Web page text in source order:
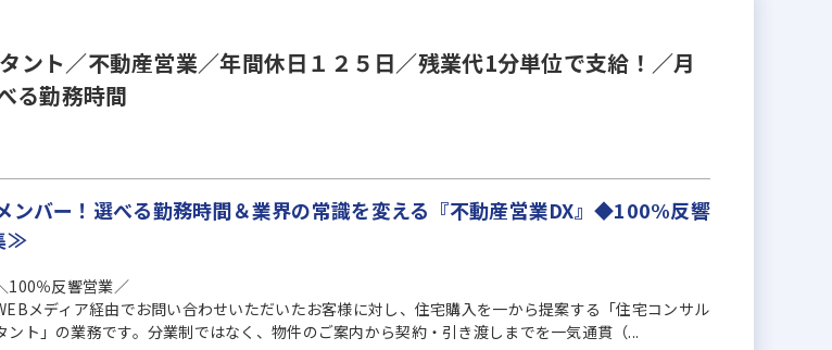
ント／不動産営業／年間休日１２５日／残業代1分単位で支給！／月
る勤務時間
ンバー！選べる勤務時間＆業界の常識を変える『不動産営業DX』◆100%反響
≫
100％反響営業／
メディア経由でお問い合わせいただいたお客様に対し、住宅購入を一から提案する「住宅コンサル
ント」の業務です。分業制ではなく、物件のご案内から契約・引き渡しまでを一気通貫（...